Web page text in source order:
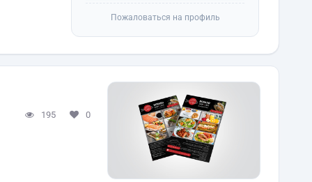
Пожаловаться на профиль
195 0